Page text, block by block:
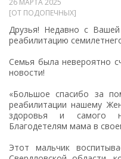
26 МАРТА 2025
[ОТ ПОДОПЕЧНЫХ]
Друзья! Недавно с
реабилитацию
Семья была невероятно
новости!
«Большое спасибо за
реабилитации нашему
здоровья и самого
Благодетелям мама в
Этот мальчик